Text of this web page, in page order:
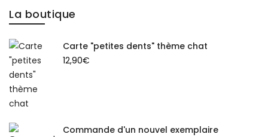
La boutique
Carte "petites dents" thème chat
12,90€
Commande d'un nouvel exemplaire